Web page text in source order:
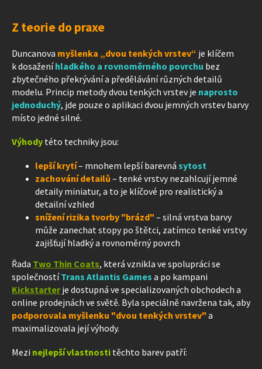
Z teorie do praxe
Duncanova myšlenka „dvou tenkých vrstev“ je klíčem
k dosaženíhladkého a rovnoměrného povrchu bez
zbytečného překrývání a předělávání různých detailů
modelu. Princip metody dvou tenkých vrstev je naprosto
jednoduchý, jde pouze o aplikaci dvou jemných vrstev barvy
místo jedné silné.
Výhody této techniky jsou:
lepší krytí– mnohem lepší barevná sytost
zachování detailů – tenké vrstvy nezahlcují jemné
detaily miniatur, a to je klíčové pro realistický a
detailní vzhled
snížení rizika tvorby "brázd" – silná vrstva barvy
může zanechat stopy po štětci, zatímco tenké vrstvy
zajišťují hladký a rovnoměrný povrch
Řada Two Thin Coats, která vznikla ve spolupráci se
společnostíTrans Atlantis Games a po kampani
Kickstarterje dostupná ve specializovaných obchodech a
online prodejnách ve světě. Byla speciálně navržena tak, aby
podporovala myšlenku "dvou tenkých vrstev" a
maximalizovala její výhody.
Mezi nejlepší vlastnosti těchto barev patří: